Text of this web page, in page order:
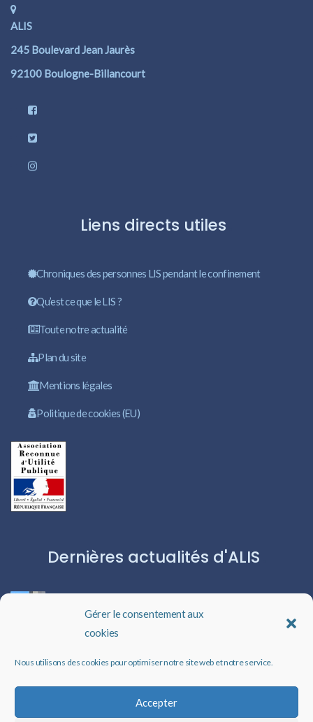
Gérer le consentement aux
cookies
Nous utilisons des cookies pour optimiser notre site web et notre service.
Accepter
ALIS
245 Boulevard Jean Jaurès
92100 Boulogne-Billancourt
Liens directs utiles
Chroniques des personnes LIS pendant le confinement
Qu’est ce que le LIS ?
Toute notre actualité
Plan du site
Mentions légales
Politique de cookies (EU)
Dernières actualités d'ALIS
Les livres audio : une porte ouverte sur l’évasion